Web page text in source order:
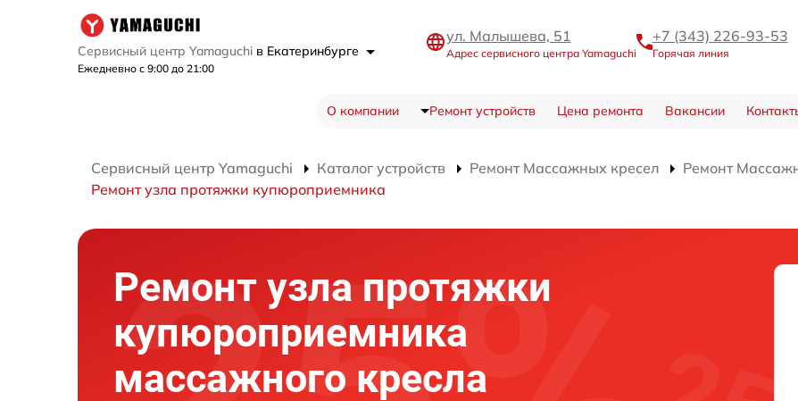
Сервисный центр Yamaguchi в Екатеринбурге
Ежедневно с 9:00 до 21:00
ул. Малышева, 51
Адрес сервисного центра Yamaguchi
+7 (343) 226-93-53
Горячая линия
О компании Ремонт устройств Цена ремонта Вакансии
Сервисный центр Yamaguchi Каталог устройств Ремонт Массажных кресел
Ремонт
Ремонт узла протяжки купюроприемника
Ремонт узла протяжки
купюроприемника
массажного кресла